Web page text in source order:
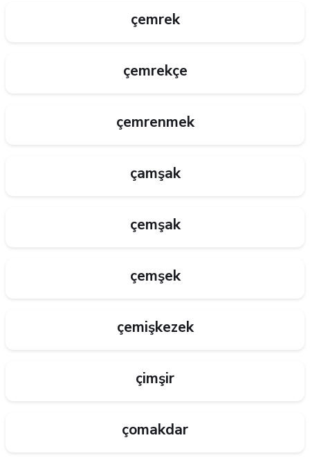
çemrek
çemrekçe
çemrenmek
çamşak
çemşak
çemşek
çemişkezek
çimşir
çomakdar